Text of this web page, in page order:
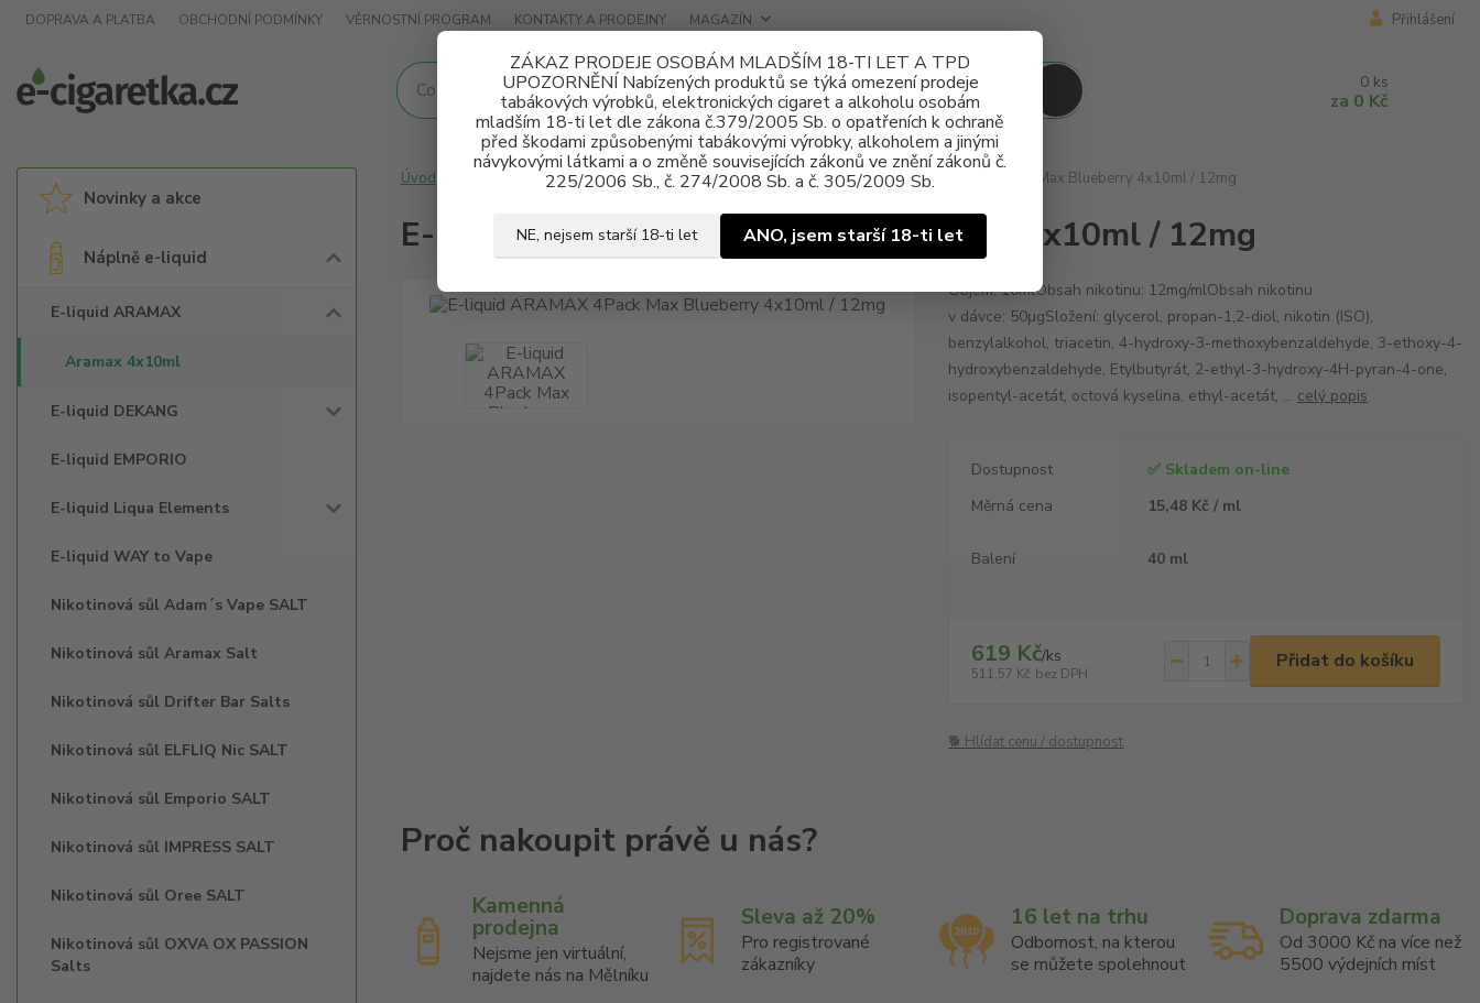
ZÁKAZ PRODEJE OSOBÁM MLADŠÍM 18-TI LET A TPD
UPOZORNĚNÍ Nabízených produktů se týká omezení prodeje
tabákových výrobků, elektronických cigaret a alkoholu osobám
mladším 18-ti let dle zákona č.379/2005 Sb. o opatřeních k ochraně
před škodami způsobenými tabákovými výrobky, alkoholem a jinými
návykovými látkami a o změně souvisejících zákonů ve znění zákonů č.
225/2006 Sb., č. 274/2008 Sb. a č. 305/2009 Sb.
NE, nejsem starší 18-ti let ANO, jsem starší 18-ti let
DOPRAVA A PLATBA OBCHODNÍ PODMÍNKY VĚRNOSTNÍ PROGRAM KONTAKTY A PRODEJNY MAGAZÍN Přihlášení
0 ks
za 0 Kč
Novinky a akce
Náplně e-liquid
E-liquid ARAMAX
Aramax 4x10ml
E-liquid DEKANG
E-liquid EMPORIO
E-liquid Liqua Elements
E-liquid WAY to Vape
Nikotinová sůl Adam´s Vape SALT
Nikotinová sůl Aramax Salt
Nikotinová sůl Drifter Bar Salts
Nikotinová sůl ELFLIQ Nic SALT
Nikotinová sůl Emporio SALT
Nikotinová sůl IMPRESS SALT
Nikotinová sůl Oree SALT
Nikotinová sůl OXVA OX PASSION
Salts
Úvod Náplně e-liquid E-liquid ARAMAX Aramax 4x10ml E-liquid ARAMAX 4Pack Max Blueberry 4x10ml / 12mg
E-liquid ARAMAX 4Pack Max Blueberry 4x10ml / 12mg
Objem: 10mlObsah nikotinu: 12mg/mlObsah nikotinu
v dávce: 50μgSložení: glycerol, propan-1,2-diol, nikotin (ISO),
benzylalkohol, triacetin, 4-hydroxy-3-methoxybenzaldehyde, 3-ethoxy-4-
hydroxybenzaldehyde, Etylbutyrát, 2-ethyl-3-hydroxy-4H-pyran-4-one,
isopentyl-acetát, octová kyselina, ethyl-acetát, ... celý popis
Dostupnost
✅ Skladem on-line
Měrná cena
15,48 Kč / ml
Balení 40 ml
619 Kč/ks
511,57 Kč bez DPH
Přidat do košíku
🐕 Hlídat cenu / dostupnost
Kamenná
prodejna
Nejsme jen virtuální,
najdete nás na Mělníku
Sleva až 20%
Pro registrované
zákazníky
16 let na trhu
Odbornost, na kterou
se můžete spolehnout
Doprava zdarma
Od 3000 Kč na více než
5500 výdejních míst